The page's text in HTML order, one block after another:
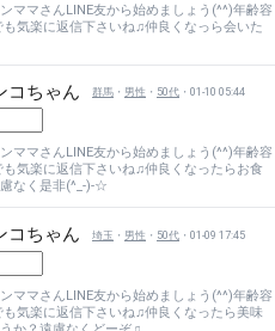
ママさんLINE友から始めましょう(^^)年齢容
気楽に返信下さいね♫仲良くなっら会いた
コちゃん 群馬 ・ 男性 ・ 50代 ・01-10 05:44
ママさんLINE友から始めましょう(^^)年齢容
気楽に返信下さいね♫仲良くなったらお食
なく是非(^_-)-☆
コちゃん 埼玉 ・ 男性 ・ 50代 ・01-09 17:45
ママさんLINE友から始めましょう(^^)年齢容
気楽に返信下さいね♫仲良くなったら美味